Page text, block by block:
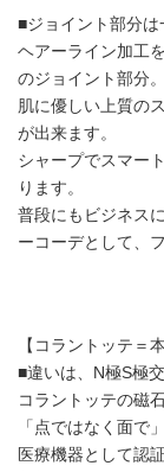
■ジョイント部分
ヘアーライン加工
のジョイント部分。
肌に優しい上質の
が出来ます。
シャープでスマー
ります。
普段にもビジネス
ーコーデとして、
【コラントッテ＝
■違いは、N極S極交
コラントッテの磁
「点ではなく面で
医療機器として認